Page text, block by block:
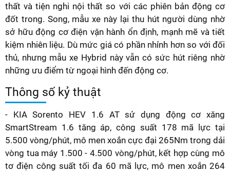
thất và tiện nghi nội thất so với các phiên bản động cơ
đốt trong. Song, mẫu xe này lại thu hút người dùng nhờ
sở hữu động cơ điện vận hành ổn định, mạnh mẽ và tiết
kiệm nhiên liệu. Dù mức giá có phần nhỉnh hơn so với đối
thủ, nhưng mẫu xe Hybrid này vẫn có sức hút riêng nhờ
những ưu điểm từ ngoại hình đến động cơ.
Thông số kỷ thuật
- KIA Sorento HEV 1.6 AT sử dụng động cơ xăng
SmartStream 1.6 tăng áp, công suất 178 mã lực tại
5.500 vòng/phút, mô men xoắn cực đại 265Nm trong dải
vòng tua máy 1.500 - 4.500 vòng/phút, kết hợp cùng mô
tơ điện công suất tối đa 60 mã lực, mô men xoắn 264